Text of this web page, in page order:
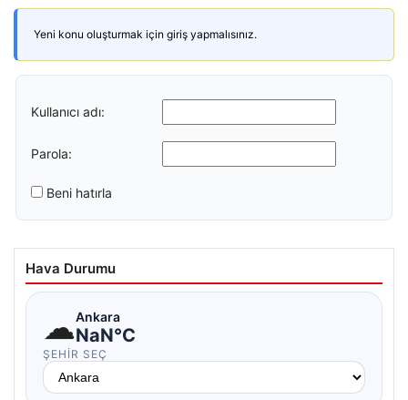
Yeni konu oluşturmak için giriş yapmalısınız.
Kullanıcı adı:
Parola:
Beni hatırla
Hava Durumu
☁Ankara
NaN°C
ŞEHIR SEÇ